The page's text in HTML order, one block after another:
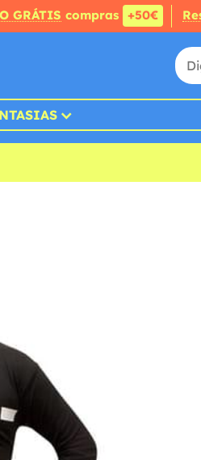
GRÁTIS compras +50€